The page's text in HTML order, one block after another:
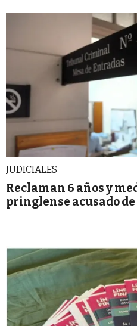
JUDICIALES
Reclaman 6 años y
pringlense acusado